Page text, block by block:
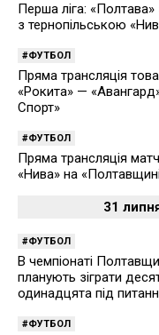
Перша ліга: «Полтава»
з тернопільською
ФУТБОЛ
Пряма трансляція
«Рокита» —
Спорт»
ФУТБОЛ
Пряма трансляція
«Нива» на
31
ФУТБОЛ
В чемпіонаті
планують зіграти
одинадцята під
ФУТБОЛ